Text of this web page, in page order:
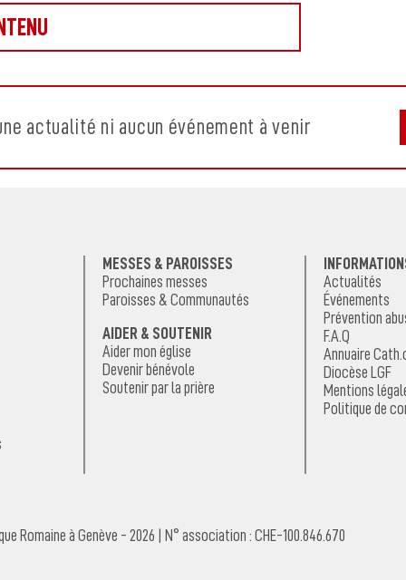
actualité ni aucun événement à venir
MESSES & PAROISSES
Prochaines messes
Paroisses & Communautés
AIDER & SOUTENIR
Aider mon église
Devenir bénévole
Soutenir par la prière
Actualités
Événements
Prévention
F.A.Q
Annuaire
Diocèse LGF
Mentions
Politique de
Romaine à Genève - 2026 | N° association : CHE-100.846.670